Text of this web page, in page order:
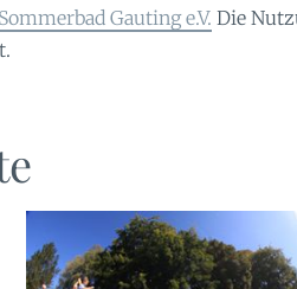
Gauting e.V. Die